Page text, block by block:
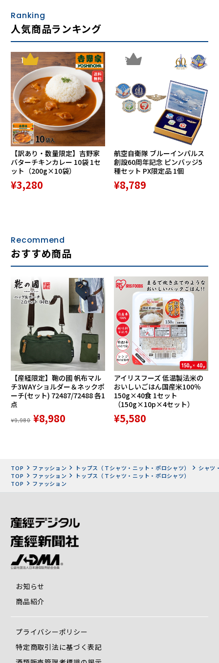
TOKYOが採用したのは、28ゲージという非常に高密度で編
まれたハイゲージの「鹿の子」生地。
一般的なポロシャツに使われる鹿の子編みよりも、格段に編
み目が細かく、表面はなめらかでハリ感のある生地に仕上が
っています。
軽やかでドライな肌触りが特徴で、空気を含むように立体的
に編まれているため、肌への接地面が少なく、汗をかいても
ベタつかず、常にさらりとした着心地をキープします。見た
目は上品で、着心地は涼やか―。そのバランスが魅力です。
また、きめ細かい編み目によって生まれる自然な光沢感が、
鹿の子でありながらも“品のある一枚”として着られるポイン
ト。ニット素材ならではの伸縮性も備えているため、動きや
すさと端正さを両立し、夏のビジネスシーンや大人の休日ス
タイルに、すっと馴染む一着に仕上がっています。
鹿の子に“きちんと感”を求めたい方にこそ、ぜひ袖を通して
いただきたい素材です。
もちろんニット生地なので、伸縮性があり、やらわかく、着
心地が良いのですが、見た目にはハリ感ツヤ感がある不思議
な生地です。ぜひ体感してみてください。
動体設計ならではのノンストレスな着心地を、
体感してみてください
すっきりしたシルエットを実現するために、下写真のような
仕立てをしています。
一般的なシャツは、前身頃と後身頃を縫い合わせるだけなの
で、身体の側面のためのパーツがあることは少ないのです
が、INDUSTYLEのシャツは前身頃と後ろ身頃の間を、１枚
の長いパーツで繋いでいます。
業工場の高度な縫製
Ranking
人気商品ランキング
1
【訳あり・数量限定】吉野家
バターチキンカレー 10袋 1セ
ット（200g×10袋）
¥3,280
2
航空自衛隊 ブルーインパルス
創設60周年記念 ピンバッジ5
種セット PX限定品 1個
¥8,789
Recommend
おすすめ商品
【産経限定】鞄の國 帆布マル
チ3WAYショルダー＆ネックポ
ーチ(セット) 72487/72488 各1
点
¥9,980 ¥8,980
アイリスフーズ 低温製法米の
おいしいごはん国産米100％
150g×40食 1セット
（150g×10p×4セット）
¥5,580
TOP ファッション トップス（Ｔシャツ・ニット・ポロシャツ）
シャツ
TOP
ファッション
トップス（Ｔシャツ・ニット・ポロシャツ）
TOP
ファッション
お知らせ
商品紹介
プライバシーポリシー
特定商取引法に基づく表記